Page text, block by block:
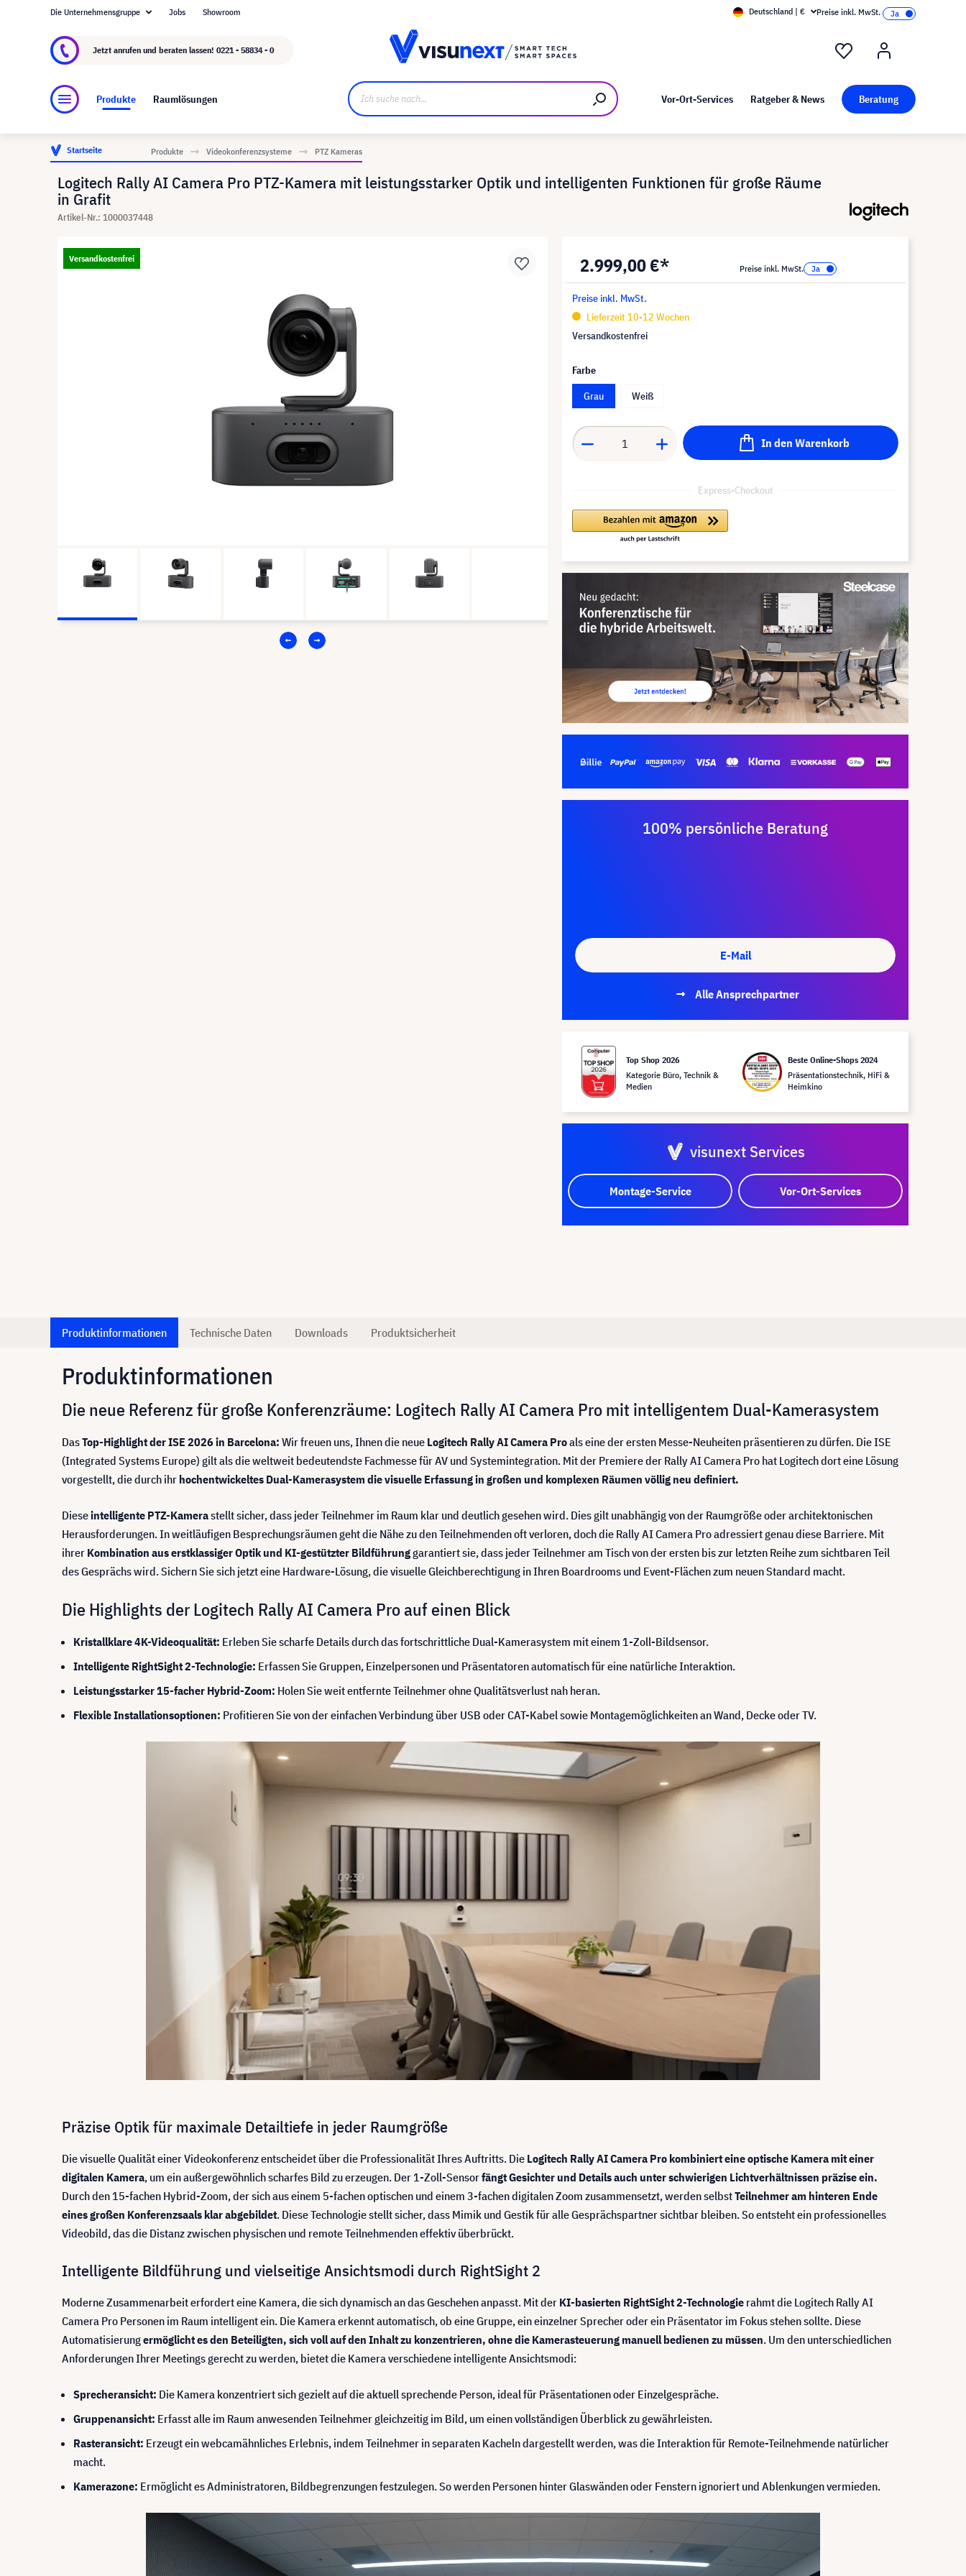
Über visunext.de Kunst bei visunext
Die Unternehmensgruppe Jobs Showroom Deutschland | € Preise inkl. MwSt.
Jetzt anrufen und beraten lassen! 0221 - 58834 - 0
Produkte Raumlösungen Vor-Ort-Services Ratgeber & News Beratung
Startseite Produkte Videokonferenzsysteme PTZ Kameras
Logitech Rally AI Camera Pro PTZ-Kamera mit leistungsstarker Optik und intelligenten Funktionen für große Räume
in Grafit
Artikel-Nr.: 1000037448
Versandkostenfrei 2.999,00 €* Preise inkl. MwSt.
Preise inkl. MwSt.
Lieferzeit 10-12 Wochen
Versandkostenfrei
Farbe
Grau
Weiß
In den Warenkorb
Express-Checkout
100% persönliche Beratung
E-Mail
Alle Ansprechpartner
Top Shop 2026
Kategorie Büro, Technik &
Medien
Beste Online-Shops 2024
Präsentationstechnik, HiFi &
Heimkino
visunext Services
Montage-Service Vor-Ort-Services
Produktinformationen Technische Daten Downloads Produktsicherheit
Produktinformationen
Die neue Referenz für große Konferenzräume: Logitech Rally AI Camera Pro mit intelligentem Dual-Kamerasystem
DasTop-Highlight der ISE 2026 in Barcelona: Wir freuen uns, Ihnen die neue Logitech Rally AI Camera Proals eine der ersten Messe-Neuheiten präsentieren zu dürfen. Die ISE
(Integrated Systems Europe) gilt als die weltweit bedeutendste Fachmesse für AV und Systemintegration. Mit der Premiere der Rally AI Camera Pro hat Logitech dort eine Lösung
vorgestellt, die durch ihr hochentwickeltes Dual-Kamerasystem die visuelle Erfassung in großen und komplexen Räumen völlig neu definiert.
Dieseintelligente PTZ-Kamerastellt sicher, dass jeder Teilnehmer im Raum klar und deutlich gesehen wird. Dies gilt unabhängig von der Raumgröße oder architektonischen
Herausforderungen. In weitläufigen Besprechungsräumen geht die Nähe zu den Teilnehmenden oft verloren, doch die Rally AI Camera Pro adressiert genau diese Barriere. Mit
ihrer Kombination aus erstklassiger Optik und KI-gestützter Bildführunggarantiert sie, dass jeder Teilnehmer am Tisch von der ersten bis zur letzten Reihe zum sichtbaren Teil
des Gesprächs wird. Sichern Sie sich jetzt eine Hardware-Lösung, die visuelle Gleichberechtigung in Ihren Boardrooms und Event-Flächen zum neuen Standard macht.
Die Highlights der Logitech Rally AI Camera Pro auf einen Blick
Kristallklare 4K-Videoqualität: Erleben Sie scharfe Details durch das fortschrittliche Dual-Kamerasystem mit einem 1-Zoll-Bildsensor.
Intelligente RightSight 2-Technologie: Erfassen Sie Gruppen, Einzelpersonen und Präsentatoren automatisch für eine natürliche Interaktion.
Leistungsstarker 15-facher Hybrid-Zoom: Holen Sie weit entfernte Teilnehmer ohne Qualitätsverlust nah heran.
Flexible Installationsoptionen: Profitieren Sie von der einfachen Verbindung über USB oder CAT-Kabel sowie Montagemöglichkeiten an Wand, Decke oder TV.
Präzise Optik für maximale Detailtiefe in jeder Raumgröße
Die visuelle Qualität einer Videokonferenz entscheidet über die Professionalität Ihres Auftritts. Die Logitech Rally AI Camera Pro kombiniert eine optische Kamera mit einer
digitalen Kamera, um ein außergewöhnlich scharfes Bild zu erzeugen. Der 1-Zoll-Sensorfängt Gesichter und Details auch unter schwierigen Lichtverhältnissen präzise ein.
Durch den 15-fachen Hybrid-Zoom, der sich aus einem 5-fachen optischen und einem 3-fachen digitalen Zoom zusammensetzt, werden selbstTeilnehmer am hinteren Ende
eines großen Konferenzsaals klar abgebildet. Diese Technologie stellt sicher, dass Mimik und Gestik für alle Gesprächspartner sichtbar bleiben. So entsteht ein professionelles
Videobild, das die Distanz zwischen physischen und remote Teilnehmenden effektiv überbrückt.
Intelligente Bildführung und vielseitige Ansichtsmodi durch RightSight 2
Moderne Zusammenarbeit erfordert eine Kamera, die sich dynamisch an das Geschehen anpasst. Mit der KI-basierten RightSight 2-Technologie rahmt die Logitech Rally AI
Camera Pro Personen im Raum intelligent ein. Die Kamera erkennt automatisch, ob eine Gruppe, ein einzelner Sprecher oder ein Präsentator im Fokus stehen sollte. Diese
Automatisierungermöglicht es den Beteiligten, sich voll auf den Inhalt zu konzentrieren, ohne die Kamerasteuerung manuell bedienen zu müssen. Um den unterschiedlichen
Anforderungen Ihrer Meetings gerecht zu werden, bietet die Kamera verschiedene intelligente Ansichtsmodi:
Sprecheransicht: Die Kamera konzentriert sich gezielt auf die aktuell sprechende Person, ideal für Präsentationen oder Einzelgespräche.
Gruppenansicht: Erfasst alle im Raum anwesenden Teilnehmer gleichzeitig im Bild, um einen vollständigen Überblick zu gewährleisten.
Rasteransicht: Erzeugt ein webcamähnliches Erlebnis, indem Teilnehmer in separaten Kacheln dargestellt werden, was die Interaktion für Remote-Teilnehmende natürlicher
macht.
Kamerazone: Ermöglicht es Administratoren, Bildbegrenzungen festzulegen. So werden Personen hinter Glaswänden oder Fenstern ignoriert und Ablenkungen vermieden.